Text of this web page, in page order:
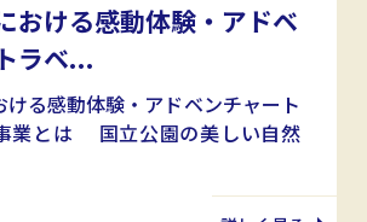
おける感動体験・アドベ
ラベ...
ける感動体験・アドベンチャート
業とは 国立公園の美しい自然